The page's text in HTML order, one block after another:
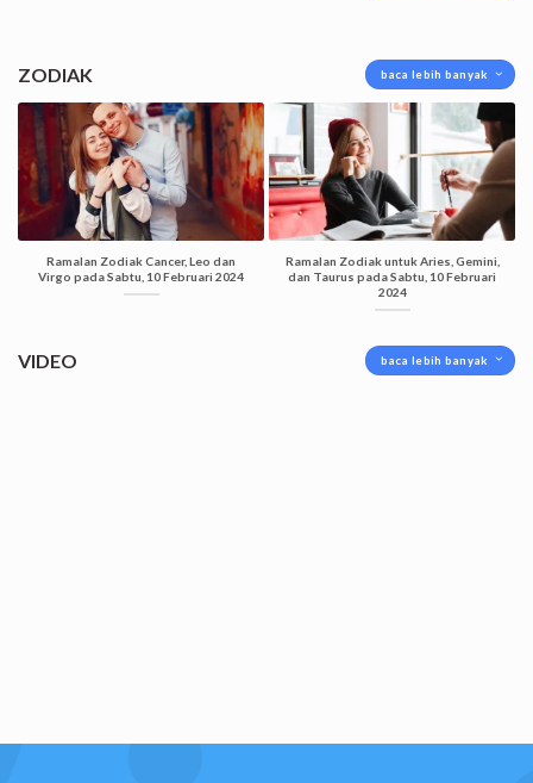
ZODIAK baca lebih banyak
Ramalan Zodiak Cancer, Leo dan
Virgo pada Sabtu, 10 Februari 2024
Ramalan Zodiak untuk Aries, Gemini,
dan Taurus pada Sabtu, 10 Februari
2024
VIDEO baca lebih banyak